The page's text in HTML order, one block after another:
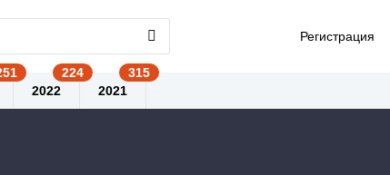
Регистрация
2022 2021